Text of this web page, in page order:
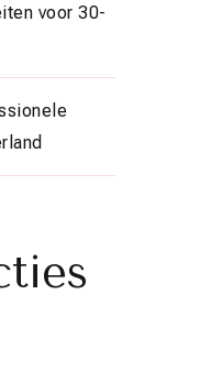
voor 30-